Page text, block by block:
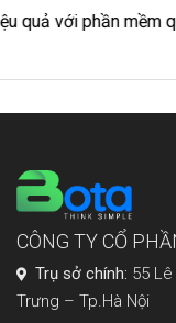
Bạn sẽ không
CÔNG TY CỔ
Trụ sở chính: 55
Trưng – Tp.Hà Nội